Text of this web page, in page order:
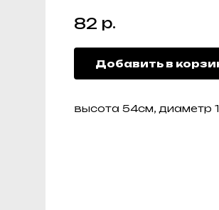
82 р.
Добавить в
высота 54см, диаметр